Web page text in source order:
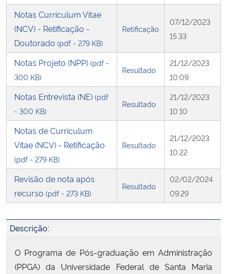
Notas Curriculum Vitae
(NCV) - Retificação -
Doutorado (pdf - 279 KB)
Retificação
07/12/2023
15:33
Notas Projeto (NPP) (pdf -
300 KB)
Resultado
21/12/2023
10:09
Notas Entrevista (NE) (pdf
- 300 KB)
Resultado
21/12/2023
10:10
Notas de Curriculum
Vitae (NCV) - Retificação
(pdf - 279 KB)
Resultado
21/12/2023
10:22
Revisão de nota após
recurso (pdf - 273 KB)
Resultado
02/02/2024
09:29
Descrição:
O Programa de Pós-graduação em Administração
(PPGA) da Universidade Federal de Santa Maria